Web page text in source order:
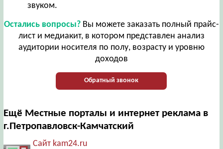
звуком.
Остались вопросы?Вы можете заказать полный прайс-
лист и медиакит, в котором представлен анализ
аудитории носителя по полу, возрасту и уровню
доходов
Обратный звонок
Ещё Местные порталы и интернет реклама в
г.Петропавловск-Камчатский
Сайт kam24.ru